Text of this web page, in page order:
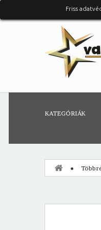
KATEGÓRIÁK
Friss